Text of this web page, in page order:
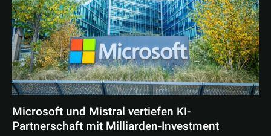
Microsoft und Mistral vertiefen KI-
Partnerschaft mit Milliarden-Investment